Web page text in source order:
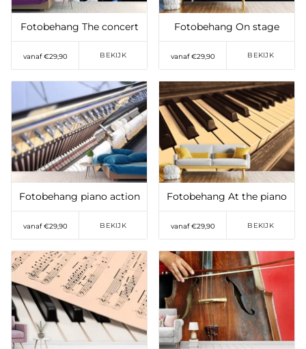
Fotobehang The concert
vanaf €29,90 BEKIJK
Fotobehang On stage
vanaf €29,90 BEKIJK
Toevoegen aan
verlanglijst
Fotobehang piano action
vanaf €29,90 BEKIJK
Toevoegen aan
verlanglijst
Fotobehang At the piano
vanaf €29,90 BEKIJK
Toevoegen aan
verlanglijst
Toevoegen aan
verlanglijst